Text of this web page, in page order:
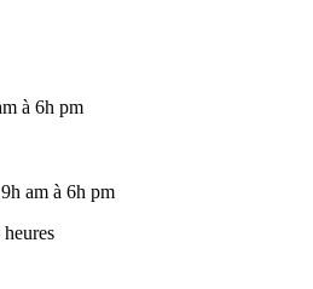
à 6h pm
am à 6h pm